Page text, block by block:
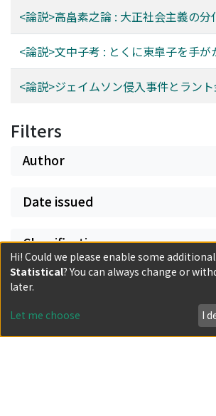
<論説>高畠素之論 : 大正社会主義の分
<論説>文中子考 : とくに東皐子を手が
<論説>ジェイムソン侵入事件とラン
Filters
Author
Date issued
Classification
Document Type
Has files
Hi! Could we please enable some
Statistical? You can always change or
later.
Let me choose I